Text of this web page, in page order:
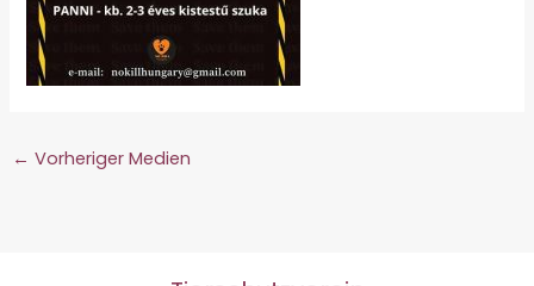
← Vorheriger Medien